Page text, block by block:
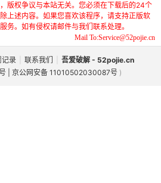
版权争议与本站无关。您必须在下载后的24个
上述内容。如果您喜欢该程序，请支持正版软
务。如有侵权请邮件与我们联系处理。
Mail To:Service@52pojie.cn
记录 联系我们
吾爱破解 - 52pojie.cn
| 京公网安备 11010502030087号 )